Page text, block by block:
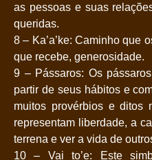
as pessoas e suas
queridas.
8 – Ka’a’ke: Caminho que
que recebe, generosidade.
9 – Pássaros: Os
partir de seus hábitos e
muitos provérbios e ditos
representam liberdade, a
terrena e ver a vida de
10 – Vai to’e: Este